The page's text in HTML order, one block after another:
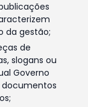
da gestão;
de
slogans ou
Governo
documentos